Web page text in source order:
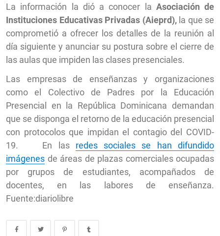
La información la dió a conocer la Asociación de
Instituciones Educativas Privadas (Aieprd), la que se
comprometió a ofrecer los detalles de la reunión al
día siguiente y anunciar su postura sobre el cierre de
las aulas que impiden las clases presenciales.
Las empresas de enseñanzas y organizaciones
como el Colectivo de Padres por la Educación
Presencial en la República Dominicana demandan
que se disponga el retorno de la educación presencial
con protocolos que impidan el contagio del COVID-
19. En las redes sociales se han difundido
imágenes de áreas de plazas comerciales ocupadas
por grupos de estudiantes, acompañados de
docentes, en las labores de enseñanza.
Fuente:diariolibre